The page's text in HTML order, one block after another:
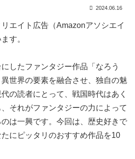
2024.06.16
エイト広告（Amazonアソシエイ
す。
したファンタジー作品「なろう
世界の要素を融合させ、独自の魅
の読者にとって、戦国時代はあく
それがファンタジーの力によって
は一興です。今回は、歴史好きで
にピッタリのおすすめ作品を10